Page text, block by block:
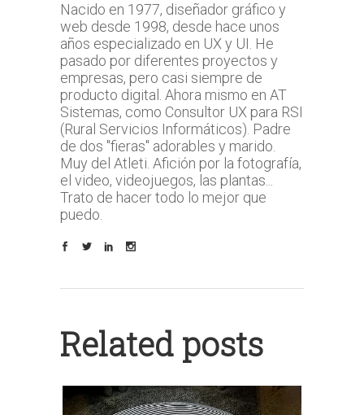
Nacido en 1977, diseñador gráfico y
web desde 1998, desde hace unos
años especializado en UX y UI. He
pasado por diferentes proyectos y
empresas, pero casi siempre de
producto digital. Ahora mismo en AT
Sistemas, como Consultor UX para RSI
(Rural Servicios Informáticos). Padre
de dos "fieras" adorables y marido.
Muy del Atleti. Afición por la fotografía,
el video, videojuegos, las plantas...
Trato de hacer todo lo mejor que
puedo.
Related posts